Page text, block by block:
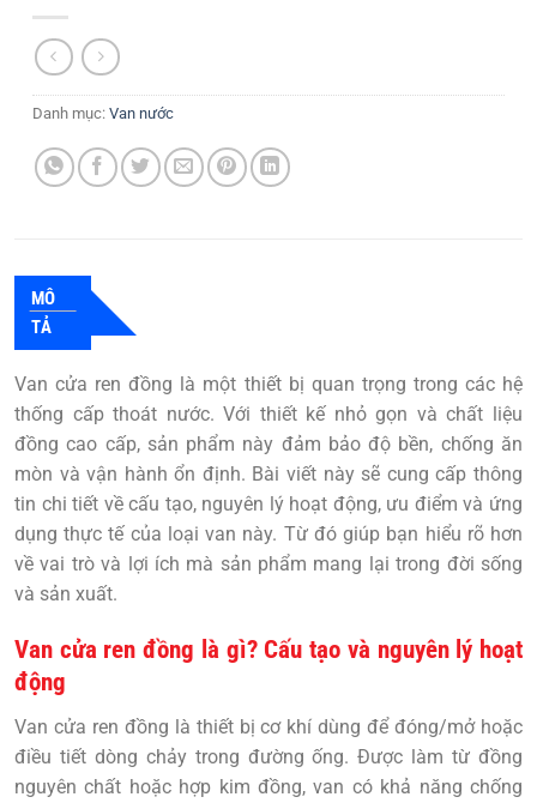
Danh mục: Van nước
MÔ
TẢ
Van cửa ren đồng là một thiết bị quan trọng trong các hệ
thống cấp thoát nước. Với thiết kế nhỏ gọn và chất liệu
đồng cao cấp, sản phẩm này đảm bảo độ bền, chống ăn
mòn và vận hành ổn định. Bài viết này sẽ cung cấp thông
tin chi tiết về cấu tạo, nguyên lý hoạt động, ưu điểm và ứng
dụng thực tế của loại van này. Từ đó giúp bạn hiểu rõ hơn
về vai trò và lợi ích mà sản phẩm mang lại trong đời sống
và sản xuất.
Van cửa ren đồng là gì? Cấu tạo và nguyên lý hoạt
động
Van cửa ren đồng là thiết bị cơ khí dùng để đóng/mở hoặc
điều tiết dòng chảy trong đường ống. Được làm từ đồng
nguyên chất hoặc hợp kim đồng, van có khả năng chống